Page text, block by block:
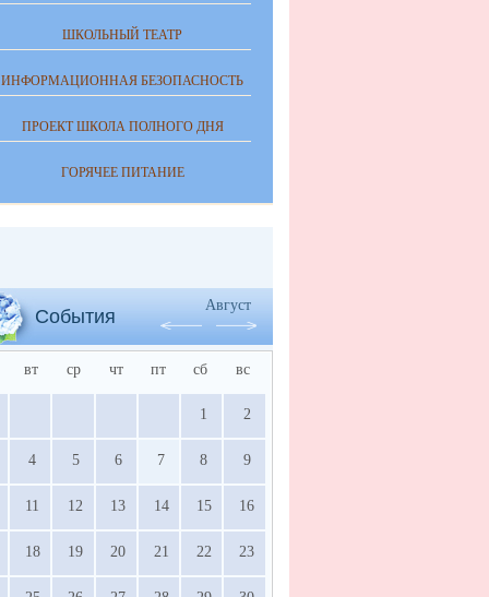
ШКОЛЬНЫЙ ТЕАТР
ИНФОРМАЦИОННАЯ БЕЗОПАСНОСТЬ
ПРОЕКТ ШКОЛА ПОЛНОГО ДНЯ
ГОРЯЧЕЕ ПИТАНИЕ
События
Август
вт ср чт пт сб вс
1 2
4 5 6 7 8 9
11 12 13 14 15 16
18 19 20 21 22 23